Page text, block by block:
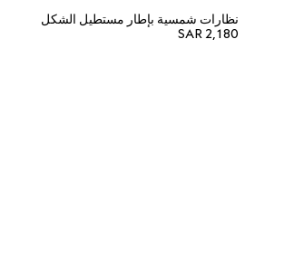
نظارات شمسية بإطار مستطيل الشكل
SAR 2,180